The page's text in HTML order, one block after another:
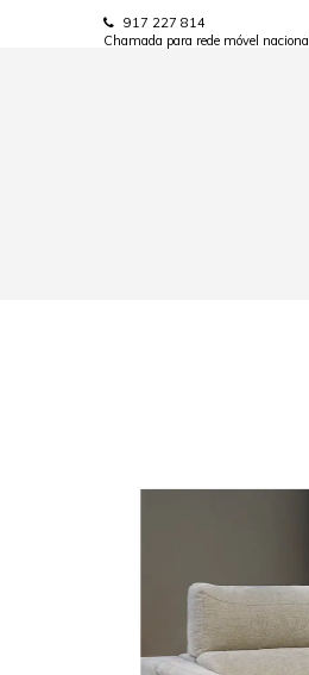
917 227 814
Chamada para rede móvel nacional